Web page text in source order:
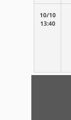
10/10
13:40